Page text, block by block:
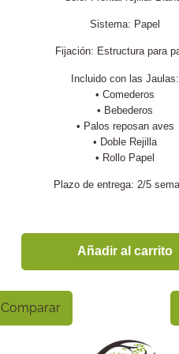
Sistema: Papel
Fijación: Estructura para
Incluido con las Jaulas:
• Comederos
• Bebederos
• Palos reposan aves
• Doble Rejilla
• Rollo Papel
Plazo de entrega: 2/5
Añadir al carrito
Comparar